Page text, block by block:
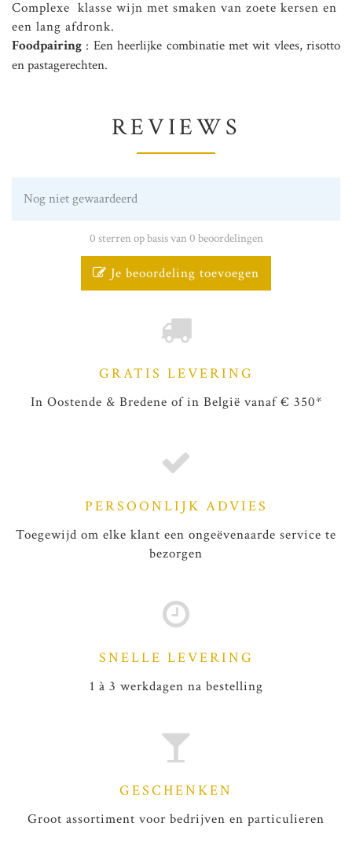
Complexe klasse wijn met smaken van zoete kersen en
een lang afdronk.
Foodpairing : Een heerlijke combinatie met wit vlees, risotto
en pastagerechten.
REVIEWS
Nog niet gewaardeerd
0 sterren op basis van 0 beoordelingen
Je beoordeling toevoegen
GRATIS LEVERING
In Oostende & Bredene of in België vanaf € 350*
PERSOONLIJK ADVIES
Toegewijd om elke klant een ongeëvenaarde service te
bezorgen
SNELLE LEVERING
1 à 3 werkdagen na bestelling
GESCHENKEN
Groot assortiment voor bedrijven en particulieren